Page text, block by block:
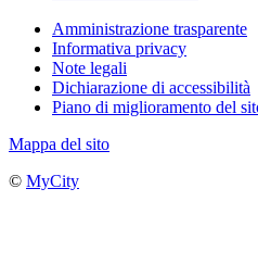
Amministrazione trasparente
Informativa privacy
Note legali
Dichiarazione di accessibilità
Piano di miglioramento del
Mappa del sito
© MyCity